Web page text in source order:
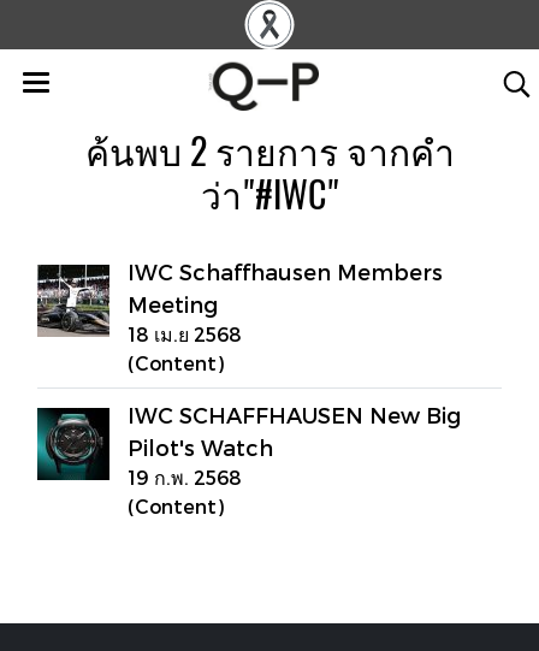
ค้นพบ 2 รายการ จากคำ
ว่า"#IWC"
IWC Schaffhausen Members
Meeting
18 เม.ย 2568
(Content)
IWC SCHAFFHAUSEN New Big
Pilot's Watch
19 ก.พ. 2568
(Content)